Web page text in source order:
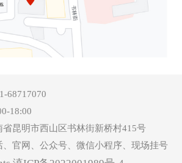
68717070
18:00
省昆明市西山区书林街新桥村415号
、官网、公众号、微信小程序、现场挂号